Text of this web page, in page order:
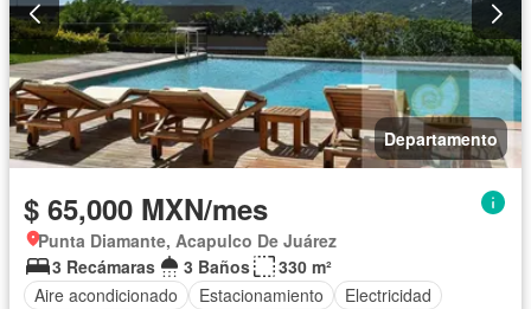
Departamento
$ 65,000 MXN/mes
Punta Diamante, Acapulco De Juárez
3 Recámaras
3 Baños
330 m²
Aire acondicionado
Estacionamiento
Electricidad